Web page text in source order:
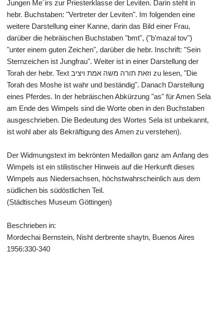
Jungen Me´irs zur Priesterklasse der Leviten. Darin steht in
hebr. Buchstaben: "Vertreter der Leviten". Im folgenden eine
weitere Darstellung einer Kanne, darin das Bild einer Frau,
darüber die hebräischen Buchstaben "bmt", ("b'mazal tov")
"unter einem guten Zeichen", darüber die hebr. Inschrift: "Sein
Sternzeichen ist Jungfrau". Weiter ist in einer Darstellung der
Torah der hebr. Text וזאת תורה משה אמת ויציב zu lesen, "Die
Torah des Moshe ist wahr und beständig". Danach Darstellung
eines Pferdes. In der hebräischen Abkürzung "as" für Amen Sela
am Ende des Wimpels sind die Worte oben in den Buchstaben
ausgeschrieben. Die Bedeutung des Wortes Sela ist unbekannt,
ist wohl aber als Bekräftigung des Amen zu verstehen).
Der Widmungstext im bekrönten Medaillon ganz am Anfang des
Wimpels ist ein stilistischer Hinweis auf die Herkunft dieses
Wimpels aus Niedersachsen, höchstwahrscheinlich aus dem
südlichen bis südöstlichen Teil.
(Städtisches Museum Göttingen)
Beschrieben in:
Mordechai Bernstein, Nisht derbrente shaytn, Buenos Aires
1956:330-340